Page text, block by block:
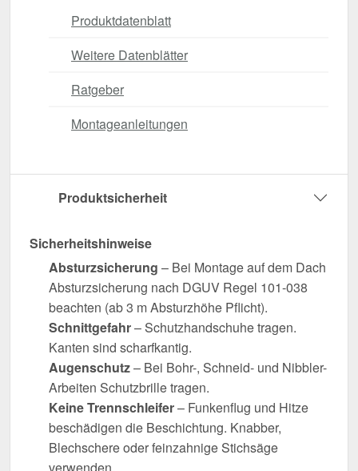
Produktdatenblatt
Weitere Datenblätter
Ratgeber
Montageanleitungen
Produktsicherheit
Sicherheitshinweise
Absturzsicherung – Bei Montage auf dem Dach
Absturzsicherung nach DGUV Regel 101-038
beachten (ab 3 m Absturzhöhe Pflicht).
Schnittgefahr– Schutzhandschuhe tragen.
Kanten sind scharfkantig.
Augenschutz– Bei Bohr-, Schneid- und Nibbler-
Arbeiten Schutzbrille tragen.
Keine Trennschleifer– Funkenflug und Hitze
beschädigen die Beschichtung. Knabber,
Blechschere oder feinzahnige Stichsäge
verwenden.